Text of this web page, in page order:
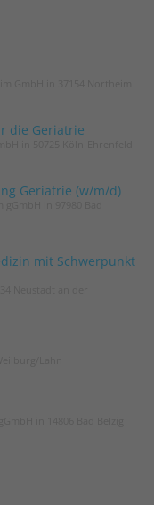
die Geriatrie
Geriatrie (w/m/d)
mit Schwerpunkt